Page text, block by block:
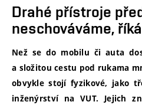
Drahé přístroje
neschováváme,
Než se do mobilu či auta
a složitou cestu pod rukama
obvykle stojí fyzikové, jako
inženýrství na VUT. Jejich